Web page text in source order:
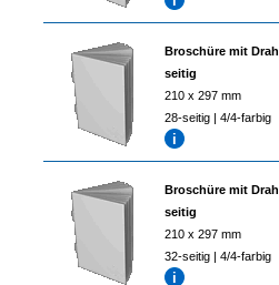
Broschüre mit
seitig
210 x 297 mm
28-seitig | 4/4-farbig
Broschüre mit
seitig
210 x 297 mm
32-seitig | 4/4-farbig